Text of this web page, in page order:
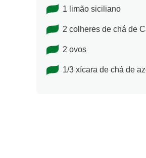
1 limão siciliano
2 colheres de chá de
2 ovos
1/3 xícara de chá de